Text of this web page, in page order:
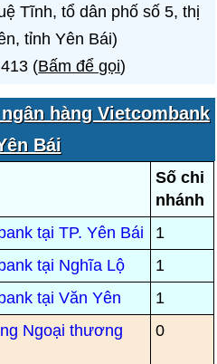
Tĩnh, tổ dân phố số 5, thị
tỉnh Yên Bái)
(Bấm để gọi)
hàng Vietcombank
Bái
Số chi
nhánh
tại TP. Yên Bái
1
tại Nghĩa Lộ
1
tại Văn Yên
1
Ngoại thương
0